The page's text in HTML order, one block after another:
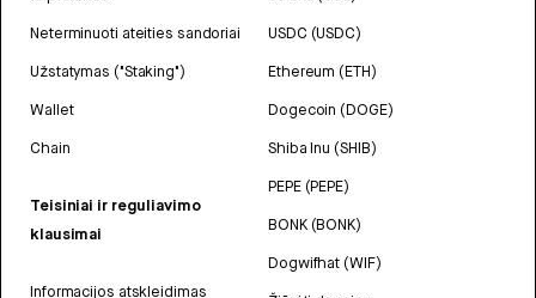
Neterminuoti ateities sandoriai
Užstatymas ("Staking")
Wallet
Chain
Teisiniai ir reguliavimo
klausimai
Informacijos atskleidimas
USDC (USDC)
Ethereum (ETH)
Dogecoin (DOGE)
Shiba Inu (SHIB)
PEPE (PEPE)
BONK (BONK)
Dogwifhat (WIF)